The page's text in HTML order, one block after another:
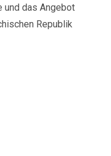
und das Angebot
Republik